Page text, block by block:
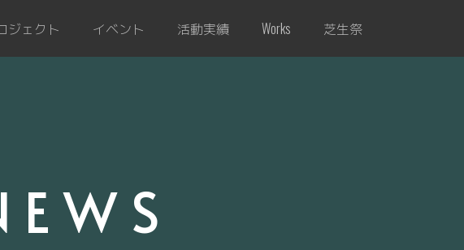
ジェクト イベント 活動実績 Works 芝生祭